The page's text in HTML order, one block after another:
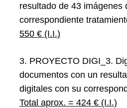
resultado de 43 imágenes
correspondiente
550 € (I.I.)
3. PROYECTO DIGI_3.
documentos con un
digitales con su
Total aprox. = 424 € (I.I.)